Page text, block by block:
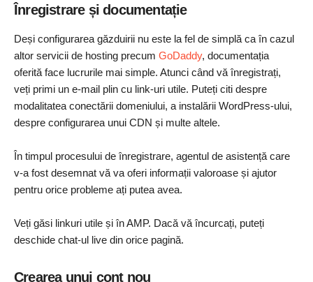
Înregistrare și documentație
Deși configurarea găzduirii nu este la fel de simplă ca în cazul
altor servicii de hosting precum GoDaddy, documentația
oferită face lucrurile mai simple. Atunci când vă înregistrați,
veți primi un e-mail plin cu link-uri utile. Puteți citi despre
modalitatea conectării domeniului, a instalării WordPress-ului,
despre configurarea unui CDN și multe altele.
În timpul procesului de înregistrare, agentul de asistență care
v-a fost desemnat vă va oferi informații valoroase și ajutor
pentru orice probleme ați putea avea.
Veți găsi linkuri utile și în AMP. Dacă vă încurcați, puteți
deschide chat-ul live din orice pagină.
Crearea unui cont nou